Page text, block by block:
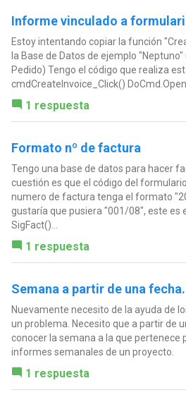
Informe vinculado a
Estoy intentando copiar la función
la Base de Datos de ejemplo
Pedido) Tengo el código que realiza
cmdCreateInvoice_Click()
1 respuesta
Formato nº de factura
Tengo una base de datos para hacer
cuestión es que el código del
numero de factura tenga el formato
gustaría que pusiera "001/08", este es
SigFact()...
1 respuesta
Semana a partir de una fecha.
Nuevamente necesito de la ayuda de
un problema. Necesito que a partir de
conocer la semana a la que pertenece
informes semanales de un proyecto.
1 respuesta